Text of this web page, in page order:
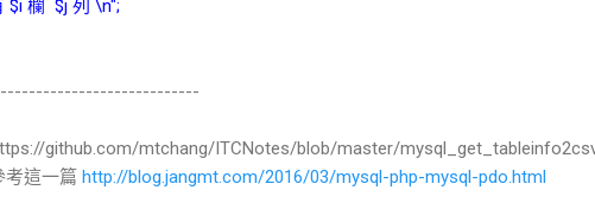
$i 欄 $j 列 \n";
github.com/mtchang/ITCNotes/blob/master/
考這一篇 http://blog.jangmt.com/2016/03/mysql-php-mysql-pdo.html